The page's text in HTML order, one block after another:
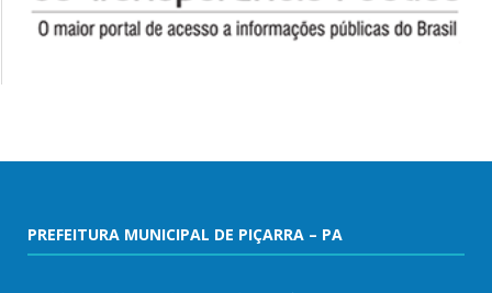
PREFEITURA MUNICIPAL DE PIÇARRA – PA